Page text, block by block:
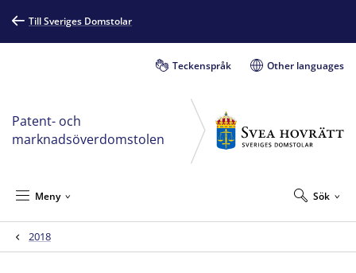
Till Sveriges Domstolar
Teckenspråk Other languages
Patent- och
marknadsöverdomstolen
Sök
Meny
2018